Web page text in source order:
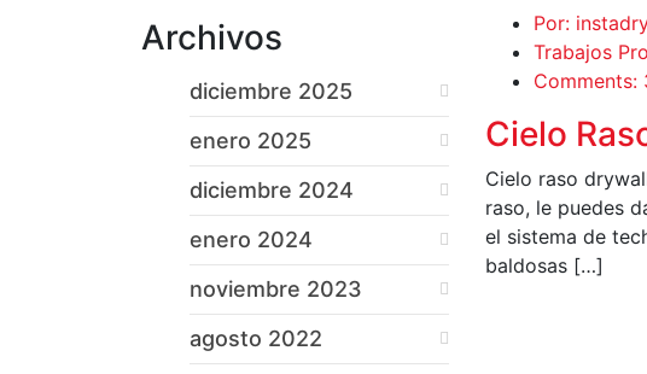
Archivos
diciembre 2025
enero 2025
diciembre 2024
enero 2024
noviembre 2023
agosto 2022
Por:
Trabajos
Comments:
Cielo
Cielo raso
raso, le puedes
el sistema de
baldosas […]